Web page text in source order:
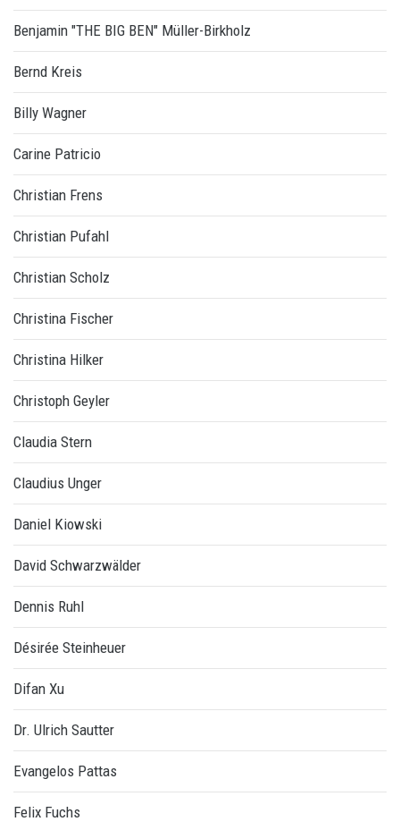
Benjamin "THE BIG BEN" Müller-Birkholz
Bernd Kreis
Billy Wagner
Carine Patricio
Christian Frens
Christian Pufahl
Christian Scholz
Christina Fischer
Christina Hilker
Christoph Geyler
Claudia Stern
Claudius Unger
Daniel Kiowski
David Schwarzwälder
Dennis Ruhl
Désirée Steinheuer
Difan Xu
Dr. Ulrich Sautter
Evangelos Pattas
Felix Fuchs